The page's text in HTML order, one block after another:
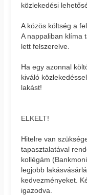
közlekedési
A közös költség a
A nappaliban klíma
lett felszerelve.
Ha egy azonnal
kiváló
lakást!
ELKELT!
Hitelre van
tapasztalatával
kollégám
legjobb
kedvezményeket.
igazodva.